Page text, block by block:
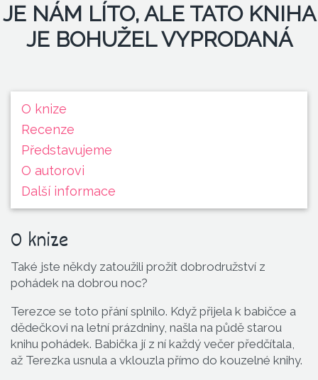
JE NÁM LÍTO, ALE TATO KNIHA
JE BOHUŽEL VYPRODANÁ
O knize
Recenze
Představu­jeme
O autorovi
Další informace
O knize
Také jste někdy zatoužili prožít dobrodružství z
pohádek na dobrou noc?
Terezce se toto přání splnilo. Když přijela k babičce a
dědečkovi na letní prázdniny, našla na půdě starou
knihu pohádek. Babička jí z ní každý večer předčítala,
až Terezka usnula a vklouzla přímo do kouzelné knihy.